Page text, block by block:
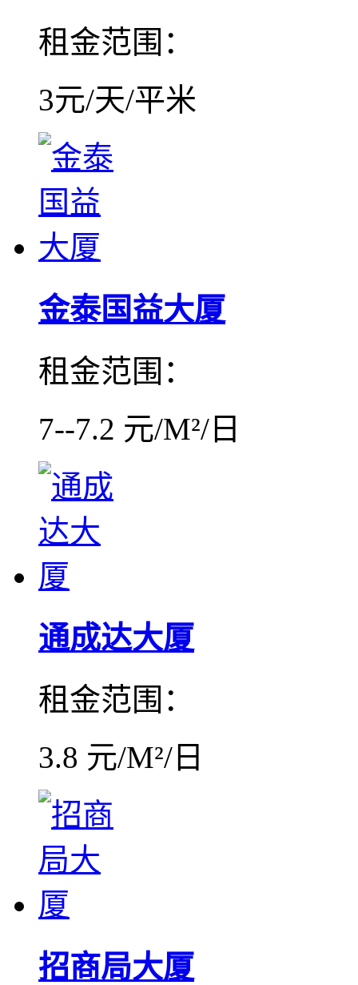
租金范围：
3元/天/平米
金泰国益大厦
租金范围：
7--7.2 元/M²/日
通成达大厦
租金范围：
3.8 元/M²/日
招商局大厦